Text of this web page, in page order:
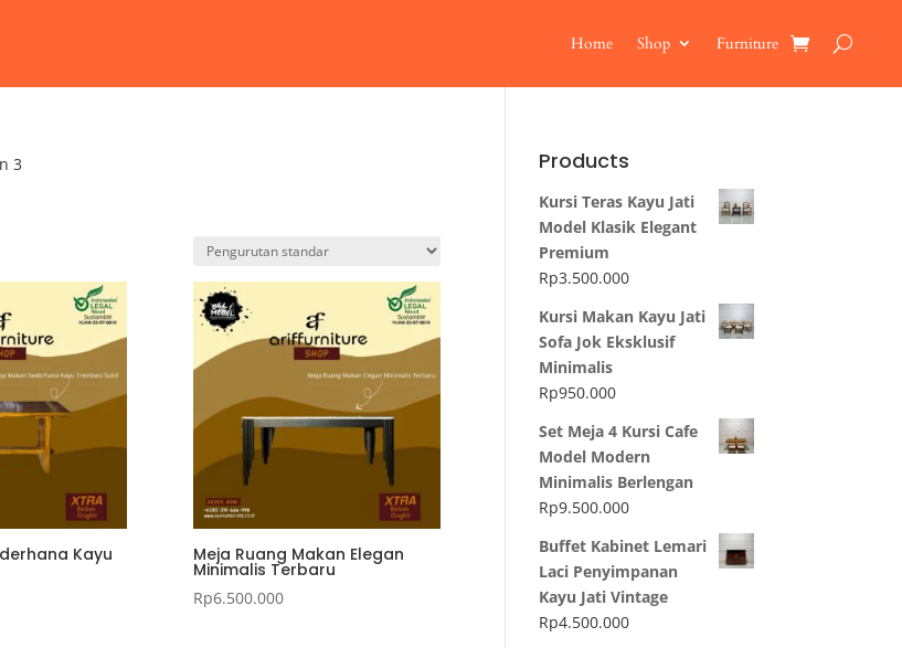
Home Shop Furniture
3
Kayu Meja Ruang Makan Elegan
Minimalis Terbaru
Rp6.500.000
Products
Kursi Teras Kayu Jati
Model Klasik Elegant
Premium
Rp3.500.000
Kursi Makan Kayu Jati
Sofa Jok Eksklusif
Minimalis
Rp950.000
Set Meja 4 Kursi Cafe
Model Modern
Minimalis Berlengan
Rp9.500.000
Buffet Kabinet Lemari
Laci Penyimpanan
Kayu Jati Vintage
Rp4.500.000